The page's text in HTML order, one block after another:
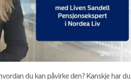
du kan påvirke den? Kanskje har du